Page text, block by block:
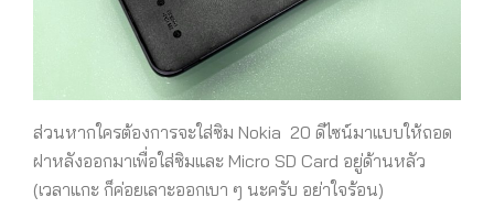
ส่วนหากใครต้องการจะใส่ซิม Nokia 20 ดีไซน์มาแบบให้ถอด
ฝาหลังออกมาเพื่อใส่ซิมและ Micro SD Card อยู่ด้านหลัว
(เวลาแกะ ก็ค่อยเลาะออกเบา ๆ นะครับ อย่าใจร้อน)